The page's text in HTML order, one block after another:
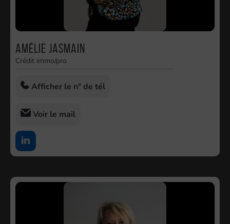
Amélie JASMAIN
Crédit immo/pro
Afficher le n° de tél
Voir le mail